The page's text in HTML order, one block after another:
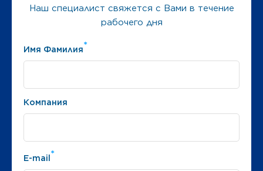
Наш специалист свяжется с Вами в течение
рабочего дня
Имя Фамилия*
Компания
E-mail *